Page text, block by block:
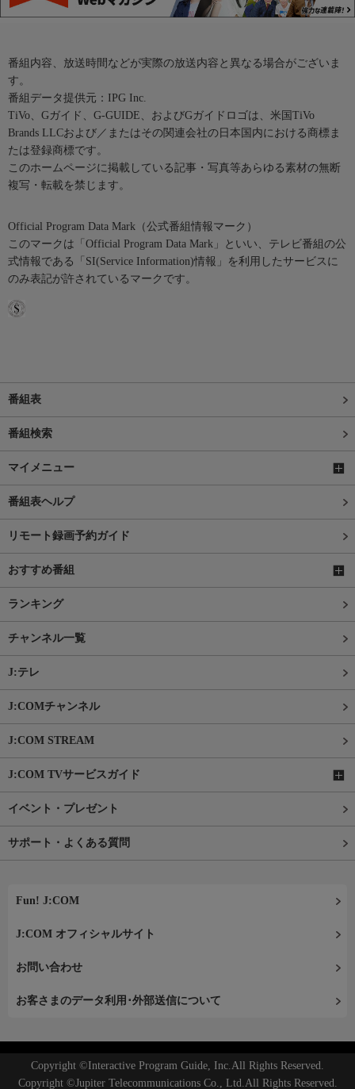
番組内容、放送時間などが実際の放送内容と異なる場合がございま
す。
番組データ提供元：IPG Inc.
TiVo、Gガイド、G-GUIDE、およびGガイドロゴは、米国TiVo
Brands LLCおよび／またはその関連会社の日本国内における商標ま
たは登録商標です。
このホームページに掲載している記事・写真等あらゆる素材の無断
複写・転載を禁じます。
Official Program Data Mark（公式番組情報マーク）
このマークは「Official Program Data Mark」といい、テレビ番組の公
式情報である「SI(Service Information)情報」を利用したサービスに
のみ表記が許されているマークです。
番組表
番組検索
マイメニュー
番組表ヘルプ
リモート録画予約ガイド
おすすめ番組
ランキング
チャンネル一覧
J:テレ
J:COMチャンネル
J:COM STREAM
J:COM TVサービスガイド
イベント・プレゼント
サポート・よくある質問
Fun! J:COM
J:COM オフィシャルサイト
お問い合わせ
お客さまのデータ利用･外部送信について
Copyright ©Interactive Program Guide, Inc.All Rights Reserved.
Copyright ©Jupiter Telecommunications Co., Ltd.All Rights Reserved.